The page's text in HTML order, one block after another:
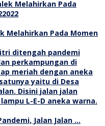
Melahirkan Pada Momen
Jalan Jalan …